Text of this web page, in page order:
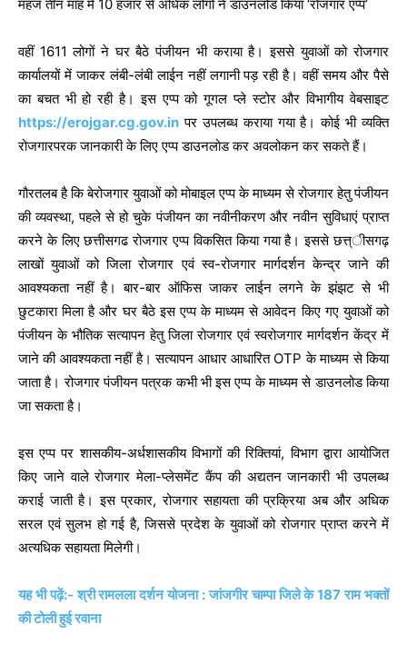
महज तीन माह में 10 हजार से अधिक लोगों ने डाउनलोड किया ‘रोजगार एप्प’
वहीं 1611 लोगों ने घर बैठे पंजीयन भी कराया है। इससे युवाओं को रोजगार
कार्यालयों में जाकर लंबी-लंबी लाईन नहीं लगानी पड़ रही है। वहीं समय और पैसे
का बचत भी हो रही है। इस एप्प को गूगल प्ले स्टोर और विभागीय वेबसाइट
https://erojgar.cg.gov.in पर उपलब्ध कराया गया है। कोई भी व्यक्ति
रोजगारपरक जानकारी के लिए एप्प डाउनलोड कर अवलोकन कर सकते हैं।
गौरतलब है कि बेरोजगार युवाओं को मोबाइल एप्प के माध्यम से रोजगार हेतु पंजीयन
की व्यवस्था, पहले से हो चुके पंजीयन का नवीनीकरण और नवीन सुविधाएं प्राप्त
करने के लिए छत्तीसगढ रोजगार एप्प विकसित किया गया है। इससे छत्त्ीसगढ़
लाखों युवाओं को जिला रोजगार एवं स्व-रोजगार मार्गदर्शन केन्द्र जाने की
आवश्यकता नहीं है। बार-बार ऑफिस जाकर लाईन लगने के झंझट से भी
छुटकारा मिला है और घर बैठे इस एप्प के माध्यम से आवेदन किए गए युवाओं को
पंजीयन के भौतिक सत्यापन हेतु जिला रोजगार एवं स्वरोजगार मार्गदर्शन केंद्र में
जाने की आवश्यकता नहीं है। सत्यापन आधार आधारित OTP के माध्यम से किया
जाता है। रोजगार पंजीयन पत्रक कभी भी इस एप्प के माध्यम से डाउनलोड किया
जा सकता है।
इस एप्प पर शासकीय-अर्धशासकीय विभागों की रिक्तियां, विभाग द्वारा आयोजित
किए जाने वाले रोजगार मेला-प्लेसमेंट कैंप की अद्यतन जानकारी भी उपलब्ध
कराई जाती है। इस प्रकार, रोजगार सहायता की प्रक्रिया अब और अधिक
सरल एवं सुलभ हो गई है, जिससे प्रदेश के युवाओं को रोजगार प्राप्त करने में
अत्यधिक सहायता मिलेगी।
यह भी पढ़ें:- श्री रामलला दर्शन योजना : जांजगीर चाम्पा जिले के 187 राम भक्तों
की टोली हुई रवाना